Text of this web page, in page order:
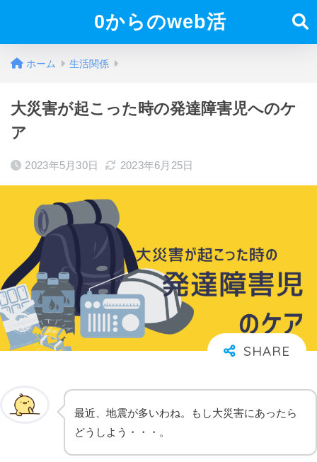
0からのweb活
ホーム 生活関係
大災害が起こった時の発達障害児へのケ
ア
2023年5月30日 2023年6月25日
最近、地震が多いわね。もし大災害にあったら
どうしよう・・・。